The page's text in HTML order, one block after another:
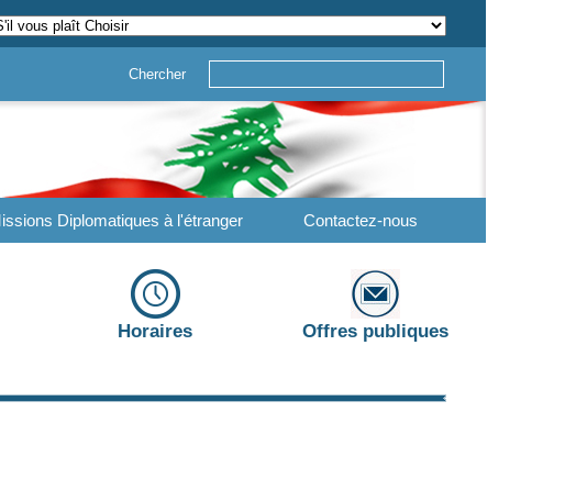
Chercher
Diplomatiques à l'étranger Contactez-nous
Horaires Offres publiques